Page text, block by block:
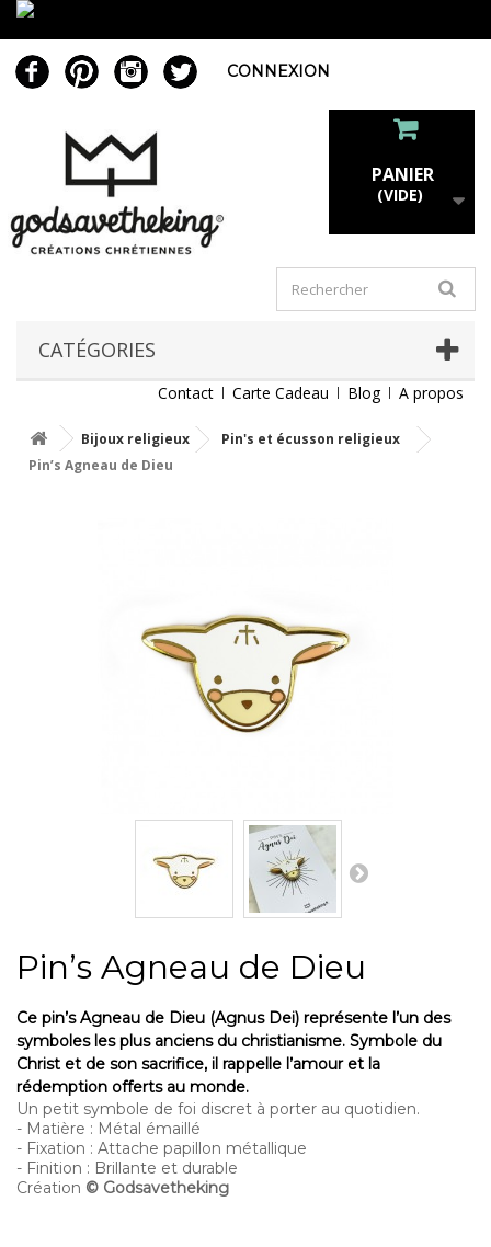
CONNEXION
PANIER
(VIDE)
CATÉGORIES
Contact Carte Cadeau Blog A propos
Bijoux religieux
Pin's et écusson religieux
Pin’s Agneau de Dieu
Pin’s Agneau de Dieu
Ce pin’s Agneau de Dieu (Agnus Dei) représente l’un des
symboles les plus anciens du christianisme. Symbole du
Christ et de son sacrifice, il rappelle l’amour et la
rédemption offerts au monde.
Un petit symbole de foi discret à porter au quotidien.
- Matière : Métal émaillé
- Fixation : Attache papillon métallique
- Finition : Brillante et durable
Création © Godsavetheking